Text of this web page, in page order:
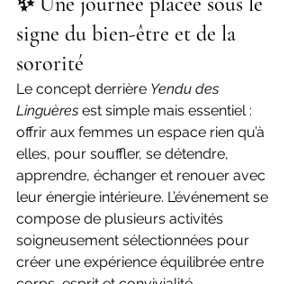
signe du bien-être et de la
sororité
Le concept derrière Yendu des
Linguères est simple mais essentiel :
offrir aux femmes un espace rien qu’à
elles, pour souffler, se détendre,
apprendre, échanger et renouer avec
leur énergie intérieure. L’événement se
compose de plusieurs activités
soigneusement sélectionnées pour
créer une expérience équilibrée entre